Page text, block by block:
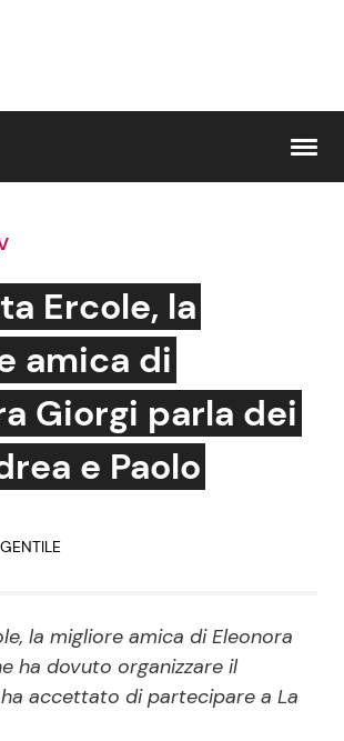
Gossip e TV
Bellezze VIP
Coppie VIP
Reality e Talent
Soap Opera
Ercole, la
amica di
Giorgi parla dei
e Paolo
la migliore amica di Eleonora
ha dovuto organizzare il
accettato di partecipare a La